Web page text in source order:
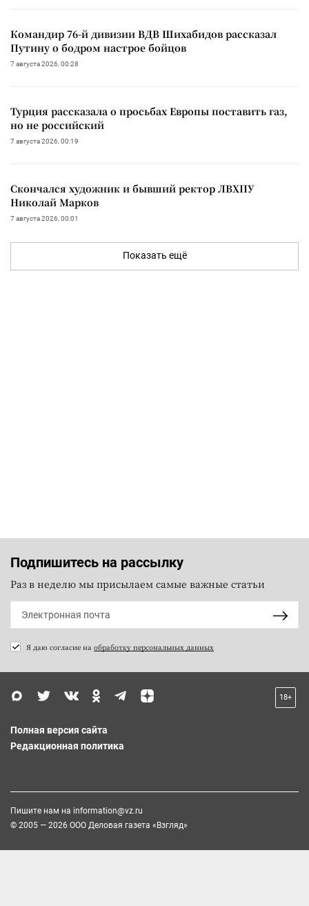
Командир 76-й дивизии ВДВ Шихабидов рассказал
Путину о бодром настрое бойцов
7 августа 2026, 00:28
Турция рассказала о просьбах Европы поставить газ,
но не российский
7 августа 2026, 00:19
Скончался художник и бывший ректор ЛВХПУ
Николай Марков
7 августа 2026, 00:01
Показать ещё
Подпишитесь на рассылку
Раз в неделю мы присылаем самые важные статьи
Я даю согласие на обработку персональных данных
18+
Полная версия сайта
Редакционная политика
Пишите нам на information@vz.ru
© 2005 — 2026 ООО Деловая газета «Взгляд»